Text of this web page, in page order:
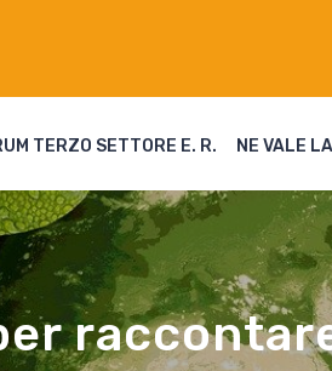
TERZO SETTORE E. R. NE VALE